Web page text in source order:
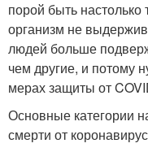
порой быть
организм не
людей больше
чем другие, и потому
мерах защиты от
Основные категории
смерти от